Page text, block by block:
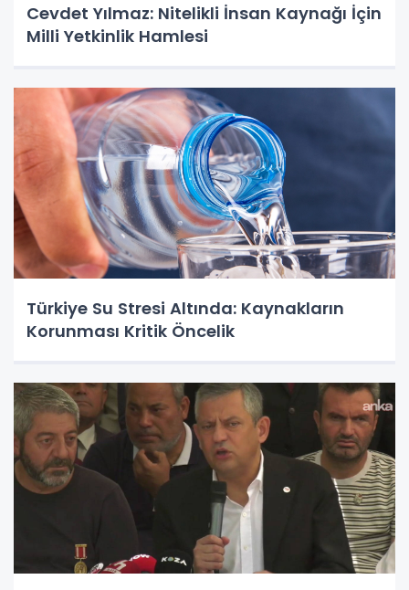
Cevdet Yılmaz: Nitelikli İnsan Kaynağı İçin
Milli Yetkinlik Hamlesi
Türkiye Su Stresi Altında: Kaynakların
Korunması Kritik Öncelik